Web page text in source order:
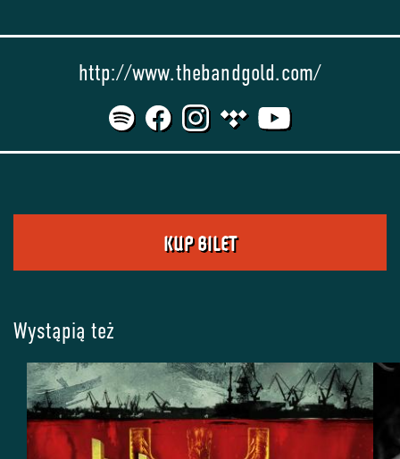
http://www.thebandgold.com/
KUP BILET
Wystąpią też